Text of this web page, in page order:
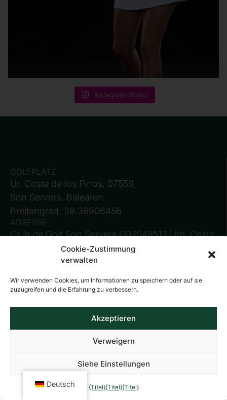
Cookie-Zustimmung
verwalten
Wir verwenden Cookies, um Informationen zu speichern oder auf sie
zuzugreifen und die Erfahrung zu verbessern.
Akzeptieren
Verweigern
Siehe Einstellungen
{Titel}{Titel}{Titel}
Instagram-Modul
GOLFPLATZ
Ur. Costa de los Pinos, 07559,
Son Servera, Balearen
Breitengrad: 39.36906456
ADRESSE
Club de Golf Son Servera G07049513 Urb. Costa
de los Pinos, Calle Golf s/n 07559 Son Servera
BUCHUNGEN
+34 971 840 096
reservas@golfsonservera.com
PROMOTIONS
+34 673299583
Deutsch